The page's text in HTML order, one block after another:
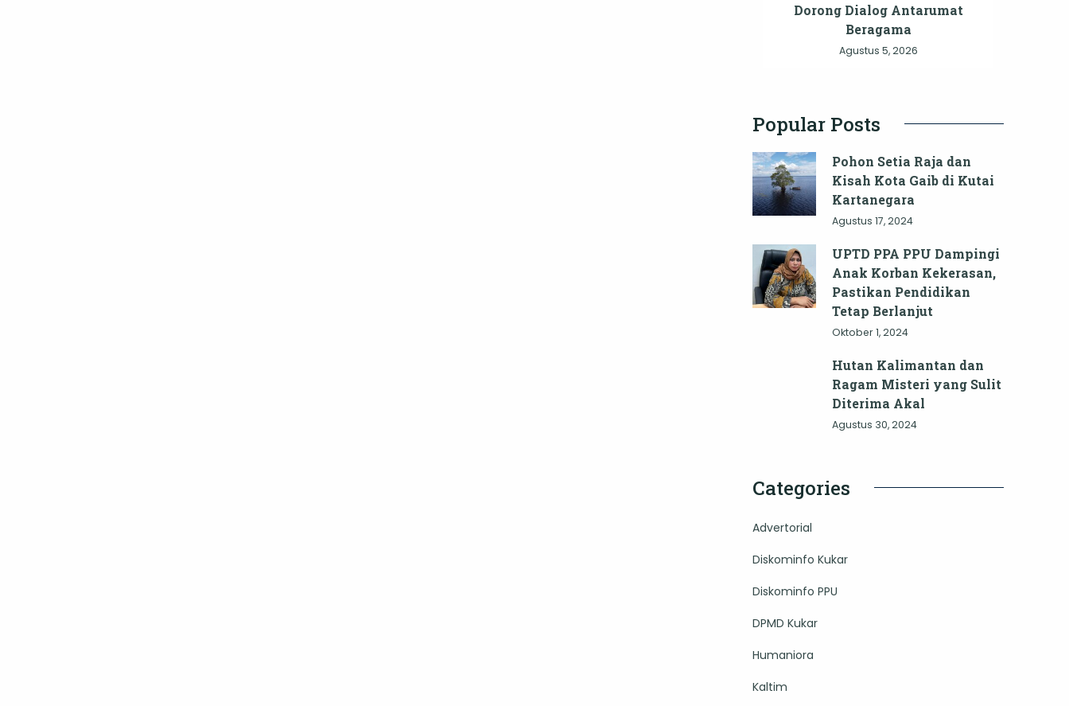
Dorong Dialog Antarumat
Beragama
Agustus 5, 2026
Popular Posts
Pohon Setia Raja dan
Kisah Kota Gaib di Kutai
Kartanegara
Agustus 17, 2024
UPTD PPA PPU Dampingi
Anak Korban Kekerasan,
Pastikan Pendidikan
Tetap Berlanjut
Oktober 1, 2024
Hutan Kalimantan dan
Ragam Misteri yang Sulit
Diterima Akal
Agustus 30, 2024
Categories
Advertorial
Diskominfo Kukar
Diskominfo PPU
DPMD Kukar
Humaniora
Kaltim